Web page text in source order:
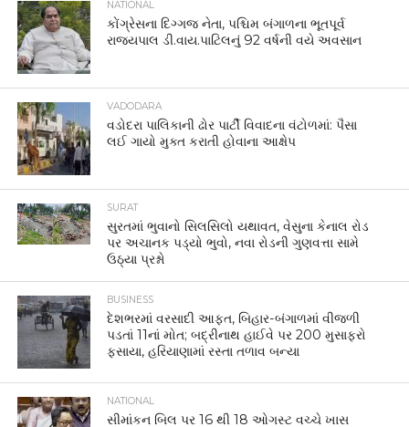
NATIONAL
કોંગ્રેસના દિગ્ગજ નેતા, પશ્ચિમ બંગાળના ભૂતપૂર્વ
રાજ્યપાલ ડી.વાય.પાટિલનું 92 વર્ષની વયે અવસાન
VADODARA
વડોદરા પાલિકાની ઢોર પાર્ટી વિવાદના વંટોળમાં: પૈસા
લઈ ગાયો મુક્ત કરાતી હોવાના આક્ષેપ
SURAT
સુરતમાં ભુવાનો સિલસિલો યથાવત, વેસુના કેનાલ રોડ
પર અચાનક પડ્યો ભુવો, નવા રોડની ગુણવત્તા સામે
ઉઠ્યા પ્રશ્નો
BUSINESS
દેશભરમાં વરસાદી આફત, બિહાર-બંગાળમાં વીજળી
પડતાં 11નાં મોત; બદ્રીનાથ હાઈવે પર 200 મુસાફરો
ફસાયા, હરિયાણામાં રસ્તા તળાવ બન્યા
NATIONAL
સીમાંકન બિલ પર 16 થી 18 ઓગસ્ટ વચ્ચે ખાસ